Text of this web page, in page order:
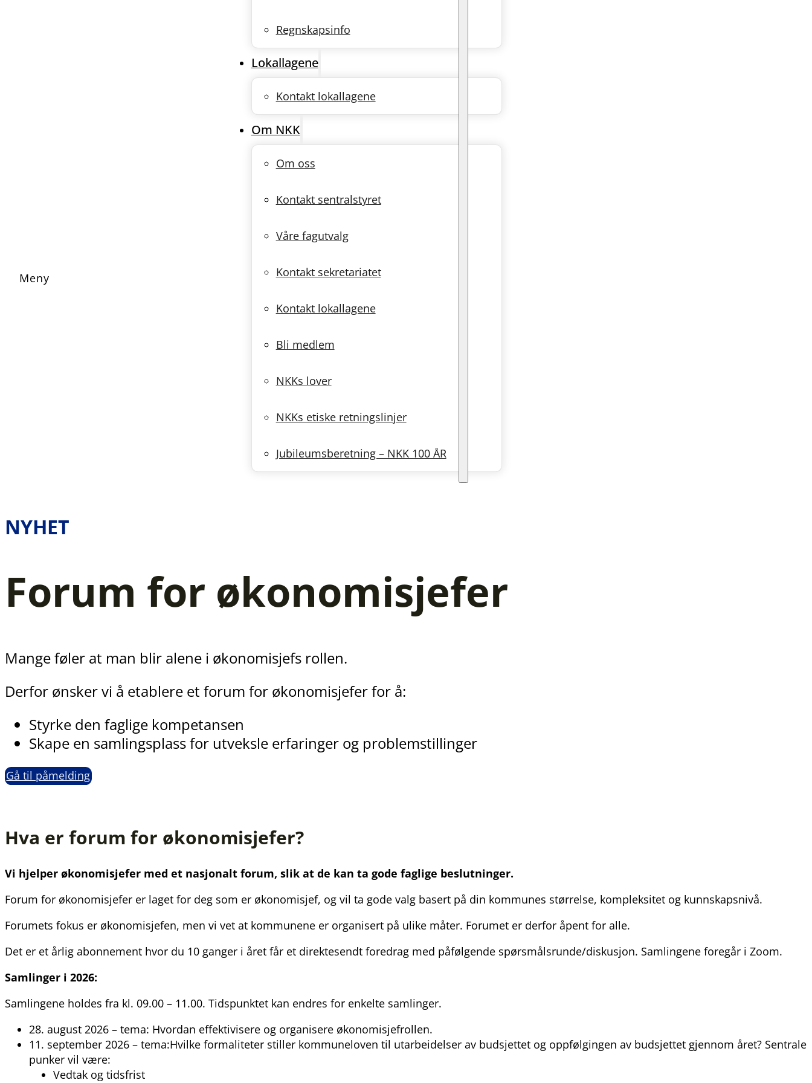
Regnskapsinfo
Lokallagene
Kontakt lokallagene
Om NKK
Om oss
Kontakt sentralstyret
Våre fagutvalg
Kontakt sekretariatet
Kontakt lokallagene
Bli medlem
NKKs lover
NKKs etiske retningslinjer
Jubileumsberetning – NKK 100 ÅR
NYHET
Forum for økonomisjefer
Mange føler at man blir alene i økonomisjefs rollen.
Derfor ønsker vi å etablere et forum for økonomisjefer for å:
Styrke den faglige kompetansen
Skape en samlingsplass for utveksle erfaringer og problemstillinger
Gå til påmelding
Hva er forum for økonomisjefer?
Vi hjelper økonomisjefer med et nasjonalt forum, slik at de kan ta gode faglige beslutninger.
Forum for økonomisjefer er laget for deg som er økonomisjef, og vil ta gode valg basert på din kommunes størrelse, kompleksitet og kunnskapsnivå.
Forumets fokus er økonomisjefen, men vi vet at kommunene er organisert på ulike måter. Forumet er derfor åpent for alle.
Det er et årlig abonnement hvor du 10 ganger i året får et direktesendt foredrag med påfølgende spørsmålsrunde/diskusjon. Samlingene foregår i Zoom.
Samlinger i 2026:
Samlingene holdes fra kl. 09.00 – 11.00. Tidspunktet kan endres for enkelte samlinger.
28. august 2026 – tema: Hvordan effektivisere og organisere økonomisjefrollen.
11. september 2026 – tema:Hvilke formaliteter stiller kommuneloven til utarbeidelser av budsjettet og oppfølgingen av budsjettet gjennom året? Sentrale
punker vil være:
Vedtak og tidsfrist